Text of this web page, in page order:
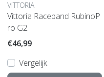
VITTORIA
Vittoria Raceband RubinoP
ro G2
€46,99
Vergelijk